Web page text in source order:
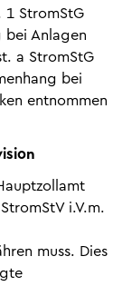
1 StromStG
bei Anlagen
a StromStG
bei
entnommen
i.V.m.
muss. Dies